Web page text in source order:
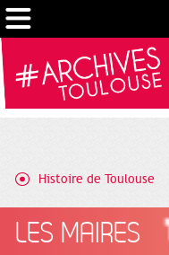
Histoire de Toulouse
LES MAIRES
Cookies management panel